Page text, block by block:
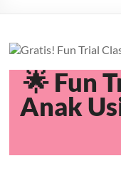
🌟 Fun
Anak